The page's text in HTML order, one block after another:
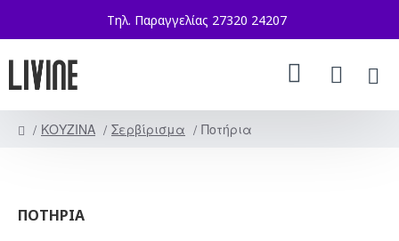
Τηλ. Παραγγελίας 27320 24207
ΚΟΥΖΙΝΑ Σερβίρισμα Ποτήρια
ΠΟΤΉΡΙΑ